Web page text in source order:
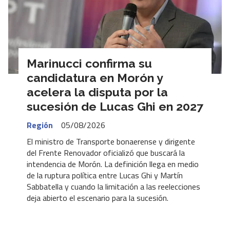
Marinucci confirma su
candidatura en Morón y
acelera la disputa por la
sucesión de Lucas Ghi en 2027
Región
05/08/2026
El ministro de Transporte bonaerense y dirigente
del Frente Renovador oficializó que buscará la
intendencia de Morón. La definición llega en medio
de la ruptura política entre Lucas Ghi y Martín
Sabbatella y cuando la limitación a las reelecciones
deja abierto el escenario para la sucesión.